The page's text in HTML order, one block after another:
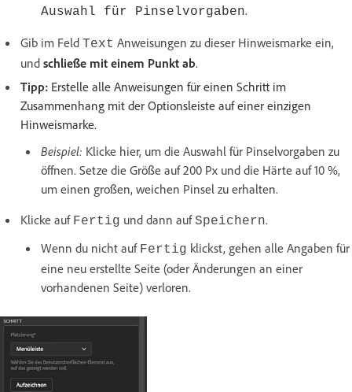
Auswahl für Pinselvorgaben.
Gib im Feld Text Anweisungen zu dieser Hinweismarke ein,
und schließe mit einem Punkt ab.
Tipp: Erstelle alle Anweisungen für einen Schritt im
Zusammenhang mit der Optionsleiste auf einer einzigen
Hinweismarke.
Beispiel: Klicke hier, um die Auswahl für Pinselvorgaben zu
öffnen. Setze die Größe auf 200 Px und die Härte auf 10 %,
um einen großen, weichen Pinsel zu erhalten.
Klicke auf Fertig und dann aufSpeichern.
Wenn du nicht auf Fertig klickst, gehen alle Angaben für
eine neu erstellte Seite (oder Änderungen an einer
vorhandenen Seite) verloren.